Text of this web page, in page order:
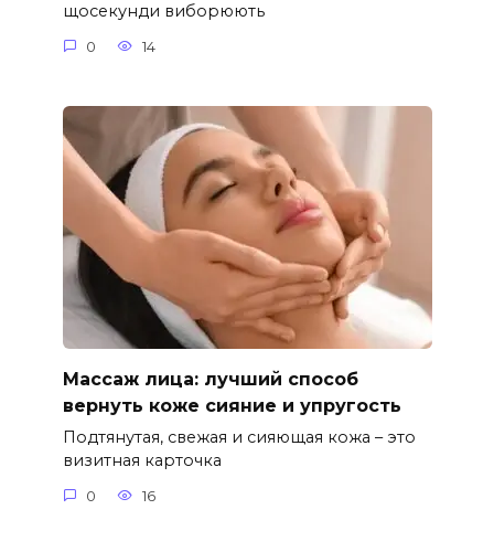
щосекунди виборюють
0 14
Массаж лица: лучший способ
вернуть коже сияние и упругость
Подтянутая, свежая и сияющая кожа – это
визитная карточка
0 16